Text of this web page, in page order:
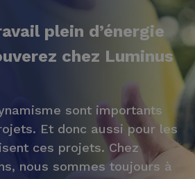
plein d’énergie
chez Luminus
sont importants
Et donc aussi pour les
ces projets. Chez
nous sommes toujours à